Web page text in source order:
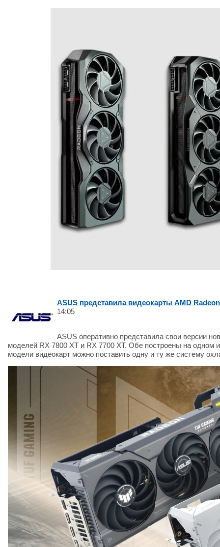
ASUS представила видеокарты AMD
14:05
ASUS оперативно представила свои версии
моделей RX 7800 XT и RX 7700 XT. Обе построены на одном
модели видеокарт можно поставить одну и ту же систему